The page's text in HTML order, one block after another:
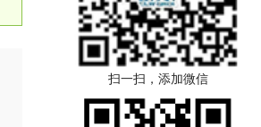
扫一扫，添加微信